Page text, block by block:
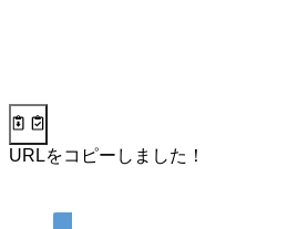
URLをコピーしました！